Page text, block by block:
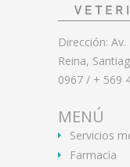
Dirección:
Reina,
0967 / + 569
MENÚ
Servicios
Farmacia